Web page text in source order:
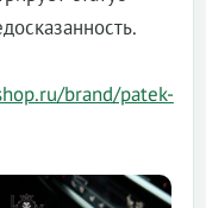
brand/patek-